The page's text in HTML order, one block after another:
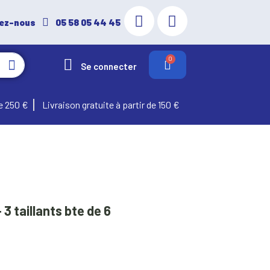
nous 05 58 05 44 45
Se connecter
250 € Livraison gratuite à partir de 150 €
3 taillants bte de 6